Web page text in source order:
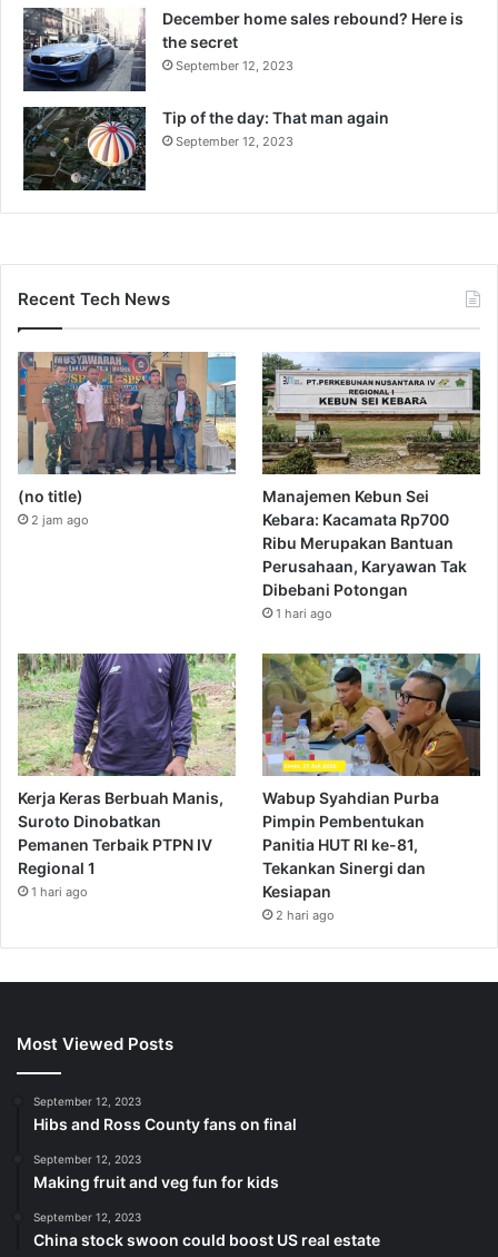
December home sales rebound? Here is
the secret
September 12, 2023
Tip of the day: That man again
September 12, 2023
Recent Tech News
(no title)
2 jam ago
Manajemen Kebun Sei
Kebara: Kacamata Rp700
Ribu Merupakan Bantuan
Perusahaan, Karyawan Tak
Dibebani Potongan
1 hari ago
Kerja Keras Berbuah Manis,
Suroto Dinobatkan
Pemanen Terbaik PTPN IV
Regional 1
1 hari ago
Wabup Syahdian Purba
Pimpin Pembentukan
Panitia HUT RI ke-81,
Tekankan Sinergi dan
Kesiapan
2 hari ago
Most Viewed Posts
September 12, 2023
Hibs and Ross County fans on final
September 12, 2023
Making fruit and veg fun for kids
September 12, 2023
China stock swoon could boost US real estate